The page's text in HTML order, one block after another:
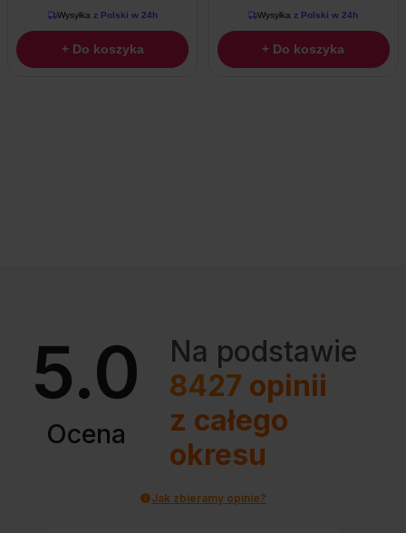
Wysyłka z Polski w 24h
+ Do koszyka
Wysyłka z Polski w 24h
+ Do koszyka
5.0
Ocena
Na podstawie
8427 opinii
z całego
okresu
Jak zbieramy opinie?